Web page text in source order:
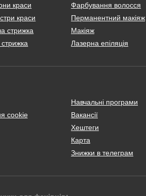
краси
краси
стрижка
Фарбування волосся
Перманентний макіяж
Макіяж
Лазерна епіляція
cookie
Навчальні програми
Вакансії
Хештеги
Карта
Знижки в телеграм